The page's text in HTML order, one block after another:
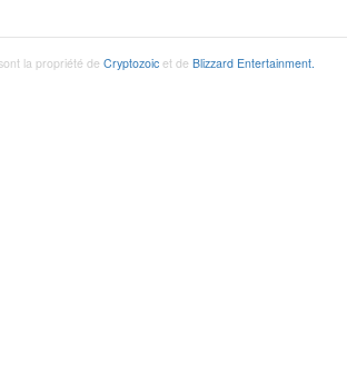
la propriété de Cryptozoic et de Blizzard Entertainment.